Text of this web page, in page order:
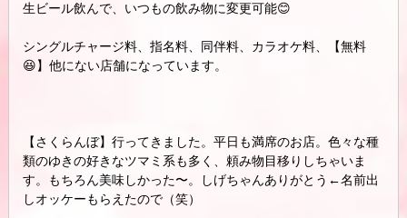
生ビール飲んで、いつもの飲み物に変更可能😊
シングルチャージ料、指名料、同伴料、カラオケ料、【無料
😆】他にない店舗になっています。
【さくらんぼ】行ってきました。平日も満席のお店。色々な種
類のゆきの好きなツマミ系も多く、頼み物目移りしちゃいま
す。もちろん美味しかった〜。しげちゃんありがとう←名前出
しオッケーもらえたので（笑）